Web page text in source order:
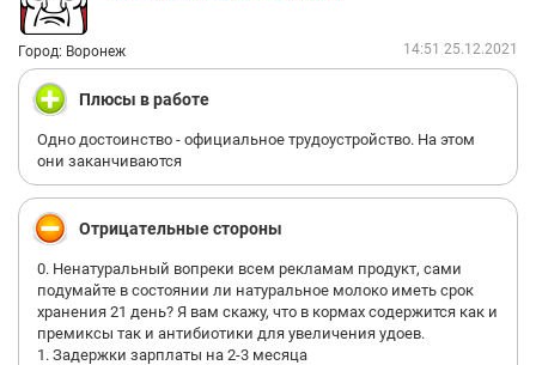
Город: Воронеж 14:51 25.12.2021
Плюсы в работе
Одно достоинство - официальное трудоустройство. На этом
они заканчиваются
Отрицательные стороны
0. Ненатуральный вопреки всем рекламам продукт, сами
подумайте в состоянии ли натуральное молоко иметь срок
хранения 21 день? Я вам скажу, что в кормах содержится как и
премиксы так и антибиотики для увеличения удоев.
1. Задержки зарплаты на 2-3 месяца